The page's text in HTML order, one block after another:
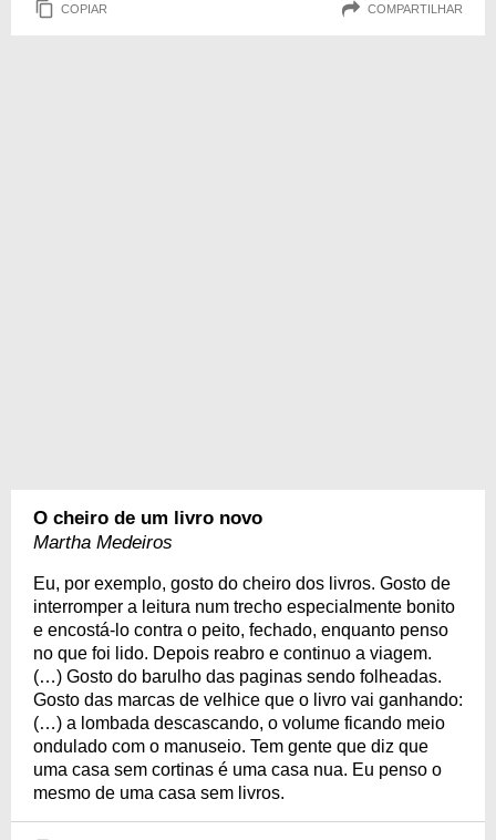
COPIAR COMPARTILHAR
O cheiro de um livro novo
Martha Medeiros
Eu, por exemplo, gosto do cheiro dos livros. Gosto de
interromper a leitura num trecho especialmente bonito
e encostá-lo contra o peito, fechado, enquanto penso
no que foi lido. Depois reabro e continuo a viagem.
(…) Gosto do barulho das paginas sendo folheadas.
Gosto das marcas de velhice que o livro vai ganhando:
(…) a lombada descascando, o volume ficando meio
ondulado com o manuseio. Tem gente que diz que
uma casa sem cortinas é uma casa nua. Eu penso o
mesmo de uma casa sem livros.